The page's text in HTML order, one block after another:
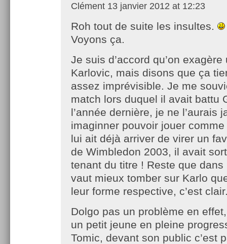
Clément 13 janvier 2012 at 12:23
Roh tout de suite les insultes.
Voyons ça.
Je suis d’accord qu’on
Karlovic, mais disons que ça
assez imprévisible. Je me
match lors duquel il avait battu
l’année dernière, je ne l’aurais
imaginner pouvoir jouer
lui ait déjà arriver de virer un
de Wimbledon 2003, il avait
tenant du titre ! Reste que dans
vaut mieux tomber sur Karlo
leur forme respective, c’est
Dolgo pas un problème en
un petit jeune en pleine
Tomic, devant son public c’est